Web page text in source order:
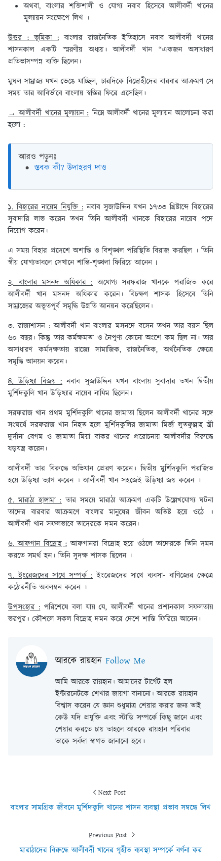
অথবা, বাংলার শক্তিশালী ও যোগ্য নবাব হিসেবে আলীবর্দী খানের
মূল্যায়ন সংক্ষেপে লিখ ।
উত্তর : ভূমিকা :বাংলার রাজনৈতিক ইতিহাসে নবাব আলীবর্দী খানের
শাসনকাল একটি স্মরণীয় অধ্যয়। আলীবর্দী খান “একজন অসাধারণ
প্রতিভাসম্পন্ন ব্যক্তি ছিলেন।
মুঘল সাম্রাজ্য যখন ভেঙে যাচ্ছিল, চারদিকে বিদ্রোহীদের বারবার আক্রমণ সে
সময় তার আবির্ভাবে বাংলায় স্বস্তির ফিরে এসেছিল।
→ আলীবর্দী খানের মূল্যায়ন :নিম্নে আলীবর্দী খানের মূল্যায়ন আলোচনা করা
হলো :
আরও পড়ুনঃ
স্তবক কী? উদাহরণ দাও
১. বিহারের নায়েম নিযুক্তি : নবাব সুজাউদ্দিন যখন ১৭৩৩ খ্রিষ্টাব্দে বিহারের
সুবাদারি লাভ করেন তখন তিনি আলীবর্দী খানকে বিহারের নায়েব পদে
নিয়োগ করেন।
এ সময় বিহার প্রদেশে অশান্তি ও বিশৃঙ্খল পরিস্থিতি বিরাজ করছিল । তিনি
স্বীয় যোগ্যতাবলে সেখানে শান্তি-শৃঙ্খলা ফিরিয়ে আনেন ৷
২. বাংলার মসনদ অধিকার : অযোগ্য সরফরাজ খানকে পরাজিত করে
আলীবর্দী খান মসনদ অধিকার করেন। বিচক্ষণ শাসক হিসেবে তিনি
সাম্রাজ্যের অভূতপূর্ব সমৃদ্ধি উন্নতি আনয়ন করেছিলেন।
৩. রাজ্যশাসন :আলীবর্দী খান বাংলার মসনদে বসেন তখন তার বয়স ছিল
৬০ বছর। কিন্তু তার কর্মক্ষমতা ও নৈপুণ্য কোনো অংশে কম ছিল না। তার
অসাধারণ কর্মদক্ষতায় রাজ্যে সামাজিক, রাজনৈতিক, অর্থনৈতিক ক্ষেত্রে
সমৃদ্ধি আনয়ন করেন।
৪. উড়িষ্যা বিজয় :নবাব সুজাউদ্দিন যখন বাংলায় সুবাদার তখন দ্বিতীয়
মুর্শিদকুলি খান উড়িষ্যার নায়েব নাযিম ছিলেন।
সরফরাজ খান প্রথম মুর্শিদকুলি খানের জামাতা ছিলেন আলীবর্দী খানের সঙ্গে
সংঘর্ষে সরফরাজ খান নিহত হলে মুর্শিদকুলির জামাতা মির্জা লুতফুল্লাহ স্ত্রী
দুর্দানা বেগম ও জামাতা মিয়া বাকর খানের প্ররোচনায় আলীবর্দীর বিরুদ্ধে
ষড়যন্ত্র করেন।
আলীবর্দী তার বিরুদ্ধে অভিযান প্রেরণ করেন। দ্বিতীয় মুর্শিদকুলি পরাজিত
হয়ে উড়িষ্যা ত্যাগ করেন । আলীবর্দী খান সহজেই উড়িষ্যা জয় করেন ।
৫. মারাঠা হাঙ্গামা : তার সময়ে মারাঠা আক্রমণ একটি উল্লেখযোগ্য ঘটনা
তাদের বারবার আক্রমণে বাংলার মানুষের জীবন অতিষ্ট হয়ে ওঠে ।
আলীবর্দী খান সফলভাবে তাদেরকে দমন করেন।
৬. আফগান বিদ্রোহ :আফগানরা বিদ্রোহ হয়ে ওঠলে তাদেরকে তিনি দমন
করতে সমর্থ হন। তিনি সুদক্ষ শাসক ছিলেন ।
৭. ইংরেজদের সাথে সম্পর্ক : ইংরেজদের সাথে ব্যবসা- বাণিজ্যের ক্ষেত্রে
কঠোরনীতি অবলম্বন করেন ।
উপসংহার :পরিশেষে বলা যায় যে, আলীবর্দী খানের প্রশানকাল সফলতায়
ভরপুর। কৌশলে সকল বিদ্রোহ দমন করে দেশে শান্তি ফিরিয়ে আনেন।
আরকে রায়হান Follow Me
আমি আরকে রায়হান। আমাদের টার্গেট হল
ইন্টারনেটকে শেখার জায়গা বানানো। আরকে রায়হান
বিশ্বাস করেন যে জ্ঞান শুধুমাত্র শেয়ার করার জন্য তাই
কেউ যদি প্রযুক্তি এবং স্টাডি সম্পর্কে কিছু জানে এবং
শেয়ার করতে চায় তাহলে আরকে রায়হান পরিবার
তাকে সর্বদা স্বাগত জানানো হবে।
Next Post
বাংলার সামগ্রিক জীবনে মুর্শিদকুলি খানের শাসন ব্যবস্থা প্রভাব সম্বন্ধে লিখ
Previous Post
মারাঠাদের বিরুদ্ধে আলীবর্দী খানের গৃহীত ব্যবস্থা সম্পর্কে বর্ণনা কর